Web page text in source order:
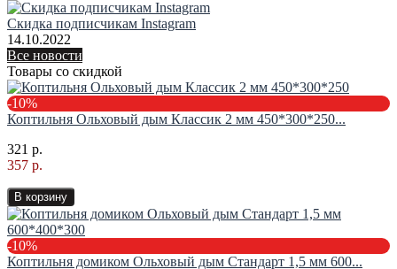
Скидка подписчикам Instagram
14.10.2022
Все новости
Товары со скидкой
-10%
Коптильня Ольховый дым Классик 2 мм 450*300*250...
321 р.
357 р.
В корзину
-10%
Коптильня домиком Ольховый дым Стандарт 1,5 мм 600...